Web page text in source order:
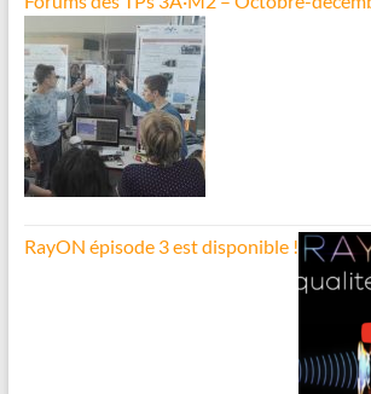
RayON épisode 3 est disponible !